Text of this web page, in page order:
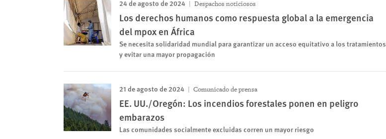
24 de agosto de 2024 Despachos noticiosos
Los derechos humanos como respuesta global a la emergencia
del mpox en África
Se necesita solidaridad mundial para garantizar un acceso equitativo a los tratamientos
y evitar una mayor propagación
21 de agosto de 2024 Comunicado de prensa
EE. UU./Oregón: Los incendios forestales ponen en peligro
embarazos
Las comunidades socialmente excluidas corren un mayor riesgo